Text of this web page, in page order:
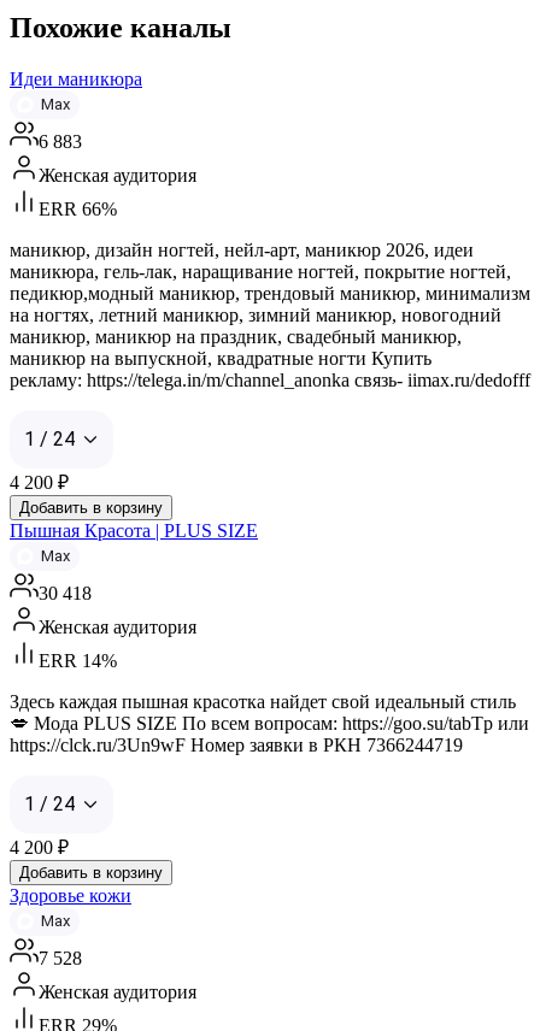
Похожие каналы
Идеи маникюра
Max
6 883
Женская аудитория
ERR 66%
маникюр, дизайн ногтей, нейл-арт, маникюр 2026, идеи
маникюра, гель-лак, наращивание ногтей, покрытие ногтей,
педикюр,модный маникюр, трендовый маникюр, минимализм
на ногтях, летний маникюр, зимний маникюр, новогодний
маникюр, маникюр на праздник, свадебный маникюр,
маникюр на выпускной, квадратные ногти Купить
рекламу: https://telega.in/m/channel_anonka связь- iimax.ru/dedofff
1 / 24
4 200 ₽
Добавить в корзину
Пышная Красота | PLUS SIZE
Max
30 418
Женская аудитория
ERR 14%
Здесь каждая пышная красотка найдет свой идеальный стиль
💋 Мода PLUS SIZE По всем вопросам: https://goo.su/tabTp или
https://clck.ru/3Un9wF Номер заявки в РКН 7366244719
1 / 24
4 200 ₽
Добавить в корзину
Здоровье кожи
Max
7 528
Женская аудитория
ERR 29%